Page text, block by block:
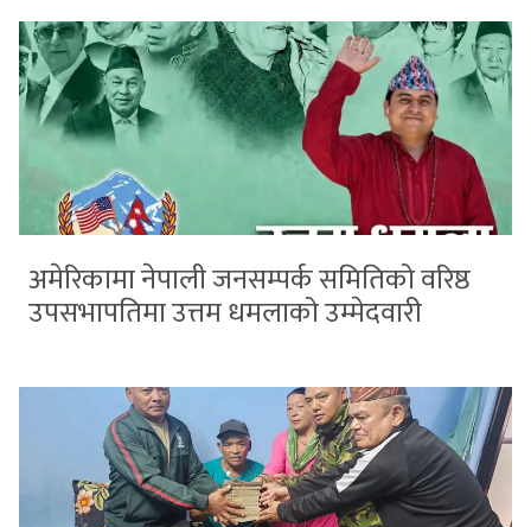
अमेरिकामा नेपाली जनसम्पर्क समितिको वरिष्ठ
उपसभापतिमा उत्तम धमलाको उम्मेदवारी